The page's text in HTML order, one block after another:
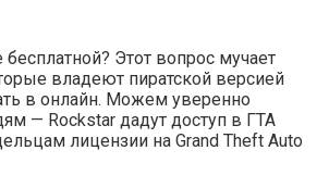
бесплатной? Этот вопрос мучает
владеют пиратской версией
в онлайн. Можем уверенно
— Rockstar дадут доступ в ГТА
лицензии на Grand Theft Auto